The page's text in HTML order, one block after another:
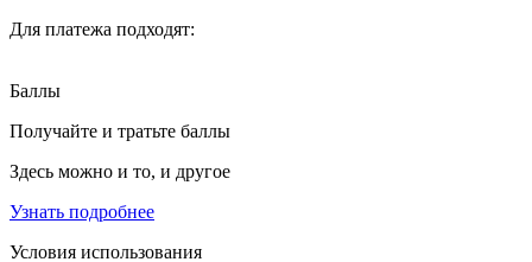
Для платежа подходят:
Баллы
Получайте и тратьте баллы
Здесь можно и то, и другое
Узнать подробнее
Условия использования